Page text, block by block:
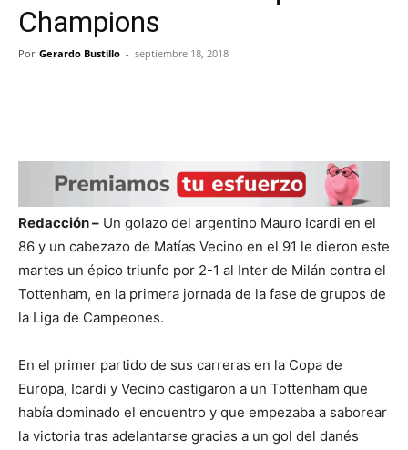
Champions
Por Gerardo Bustillo - septiembre 18, 2018
Redacción – Un golazo del argentino Mauro Icardi en el
86 y un cabezazo de Matías Vecino en el 91 le dieron este
martes un épico triunfo por 2-1 al Inter de Milán contra el
Tottenham, en la primera jornada de la fase de grupos de
la Liga de Campeones.
En el primer partido de sus carreras en la Copa de
Europa, Icardi y Vecino castigaron a un Tottenham que
había dominado el encuentro y que empezaba a saborear
la victoria tras adelantarse gracias a un gol del danés